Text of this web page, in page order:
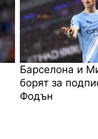
Барселона и
борят за
Фодън